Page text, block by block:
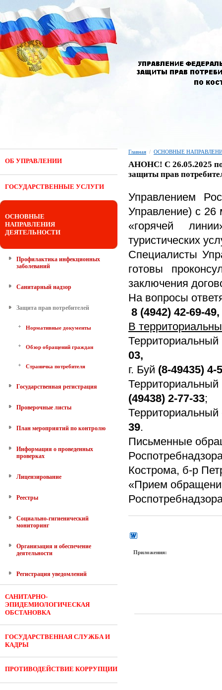
ОБ УПРАВЛЕНИИ
ГОСУДАРСТВЕННЫЕ УСЛУГИ
ОСНОВНЫЕ
НАПРАВЛЕНИЯ
ДЕЯТЕЛЬНОСТИ
Профилактика инфекционных
заболеваний
Санитарный надзор
Защита прав потребителей
Нормативные документы
Обзор обращений граждан
Страничка потребителя
Государственная регистрация
Проверочные листы
План мероприятий по контролю
Информация о проведенных
проверках
Лицензирование
Реестры
Социально-гигиенический
мониторинг
Организация и обеспечение
деятельности
Регистрация уведомлений
САНИТАРНО-
ЭПИДЕМИОЛОГИЧЕСКАЯ
ОБСТАНОВКА
ГОСУДАРСТВЕННАЯ СЛУЖБА И
КАДРЫ
ПРОТИВОДЕЙСТВИЕ КОРРУПЦИИ
Главная / ОСНОВНЫЕ
АНОНС! С 26.05.2025 по
защиты прав
Управлением
Управление) с 26
«горячей
туристических
Специалисты
готовы
заключения
На вопросы
8 (4942) 42-69-
В
03,
г. Буй (8-49435) 4-
(49438) 2-77-33;
39.
Письменные
Кострома, б-р
«Прием
Приложения: